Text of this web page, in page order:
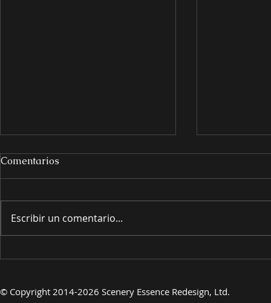
PRESENTANDO
Comentarios
Escribir un comentario...
© Copyright 2014-2026 Scenery Essence Redesign, Ltd.